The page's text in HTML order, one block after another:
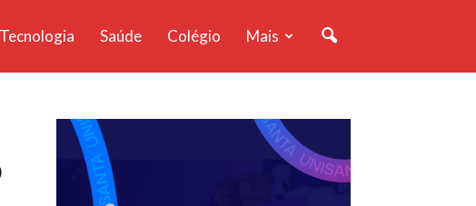
Tecnologia Saúde Colégio Mais